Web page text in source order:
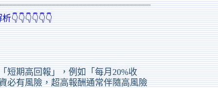
短期高回報」，例如「每月20%收
必有風險，超高報酬通常伴隨高風險